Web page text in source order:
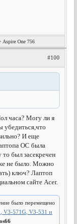
Aspire One 756
#100
часа? Могу ли я
убедиться,что
И еще
ОС была
был засекречен
не было. Можно
ключ? Лаптоп
сайте Асеr.
было перемещено
V3-571G, V3-531 и